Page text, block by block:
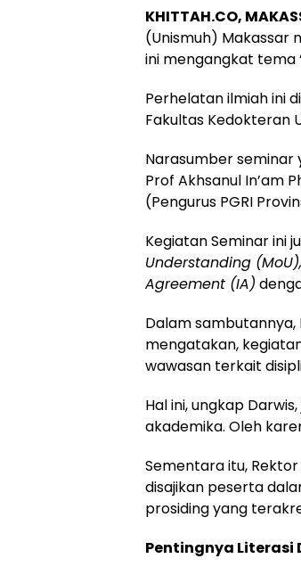
KHITTAH.CO,
(Unismuh) Makassar
ini mengangkat tema
Perhelatan ilmiah ini
Fakultas Kedokteran
Narasumber seminar
Prof Akhsanul In’am
(Pengurus PGRI
Kegiatan Seminar ini
Understanding
Agreement (IA)
Dalam sambutannya,
mengatakan,
wawasan terkait
Hal ini, ungkap
akademika. Oleh
Sementara itu,
disajikan peserta
prosiding yang
Pentingnya Literasi